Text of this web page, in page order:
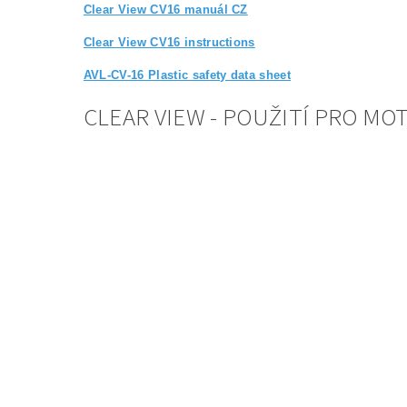
Clear View CV16 manuál CZ
Clear View CV16 instructions
AVL-CV-16 Plastic safety data sheet
CLEAR VIEW - POUŽITÍ PRO